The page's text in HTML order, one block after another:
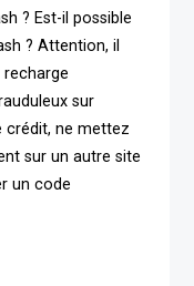
? Est-il possible
? Attention, il
recharge
sur
crédit, ne mettez
sur un autre site
un code